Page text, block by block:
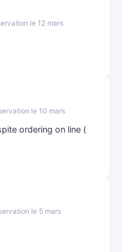
le 12 mars
le 10 mars
ordering on line (
le 5 mars